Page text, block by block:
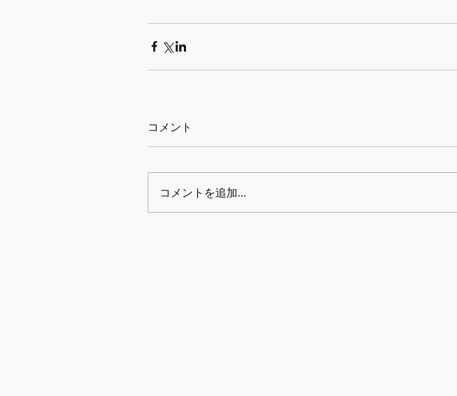
コメント
コメントを追加…